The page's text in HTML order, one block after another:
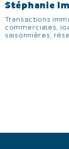
Stéphanie
Transactions
commerciales,
saisonnières,